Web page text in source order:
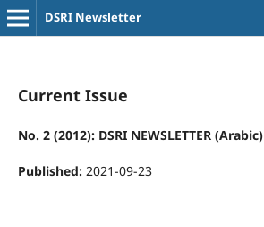
DSRI Newsletter
Current Issue
No. 2 (2012): DSRI NEWSLETTER (Arabic)
Published: 2021-09-23